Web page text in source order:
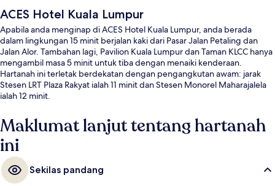
ACES Hotel Kuala Lumpur
Apabila anda menginap di ACES Hotel Kuala Lumpur, anda berada
dalam lingkungan 15 minit berjalan kaki dari Pasar Jalan Petaling dan
Jalan Alor. Tambahan lagi, Pavilion Kuala Lumpur dan Taman KLCC hanya
mengambil masa 5 minit untuk tiba dengan menaiki kenderaan.
Hartanah ini terletak berdekatan dengan pengangkutan awam: jarak
Stesen LRT Plaza Rakyat ialah 11 minit dan Stesen Monorel Maharajalela
ialah 12 minit.
Maklumat lanjut tentang hartanah
ini
Sekilas pandang